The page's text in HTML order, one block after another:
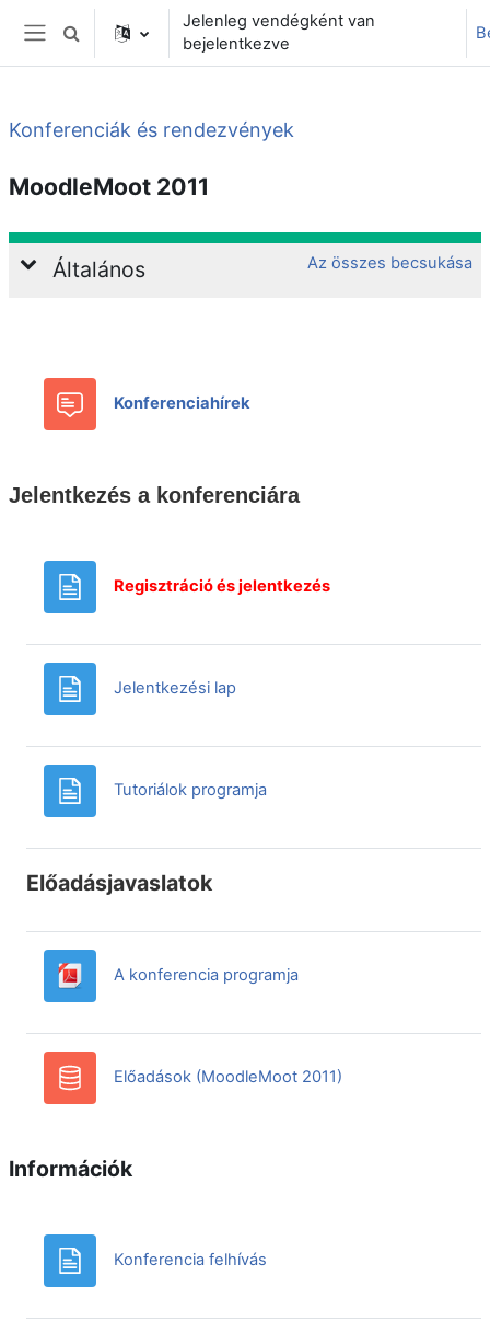
Tovább a fő tartalomhoz
Oldalpanel
Keresési bemeneti adatok váltása
Jelenleg vendégként van
bejelentkezve
Konferenciák és rendezvények
MoodleMoot 2011
Téma ismertetése
Általános Az összes becsukása
Konferenciahírek
Jelentkezés a konferenciára
Regisztráció és jelentkezésOldal
Jelentkezési lap
Tutoriálok programjaOldal
Előadásjavaslatok
A konferencia programjaFájl
Előadások (MoodleMoot 2011)
Információk
Konferencia felhívás